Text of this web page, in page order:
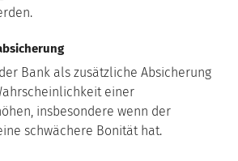
Bank als zusätzliche Absicherung
einer
insbesondere wenn der
schwächere Bonität hat.